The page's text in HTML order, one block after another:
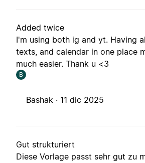
Added twice
I'm using both ig and yt. Having
texts, and calendar in one place
much easier. Thank u <3
B
Bashak · 11 dic 2025
Gut strukturiert
Diese Vorlage passt sehr gut zu